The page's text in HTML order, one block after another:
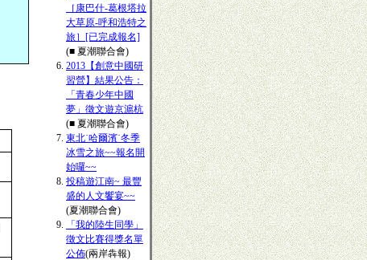
［康巴什-葛根塔拉
大草原-呼和浩特之
旅］[已完成報名]
(■ 夏潮聯合會)
2013【創意中國研
習營】結果公告：
「青春少年中國
夢」徵文遊京滬杭
(■ 夏潮聯合會)
東北˙哈爾濱˙冬季
冰雪之旅~~報名開
始囉~~
投稿遊江南~ 最豐
盛的人文饗宴~~
(夏潮聯合會)
「我的陸生同學」
徵文比賽得獎名單
公佈(兩岸犇報)